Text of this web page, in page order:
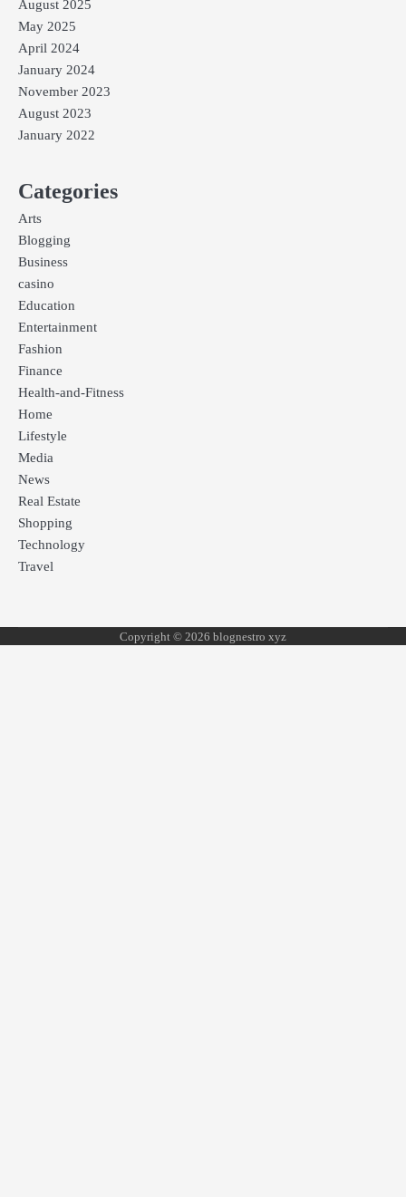
August 2025
May 2025
April 2024
January 2024
November 2023
August 2023
January 2022
Categories
Arts
Blogging
Business
casino
Education
Entertainment
Fashion
Finance
Health-and-Fitness
Home
Lifestyle
Media
News
Real Estate
Shopping
Technology
Travel
Copyright © 2026 blognestro xyz